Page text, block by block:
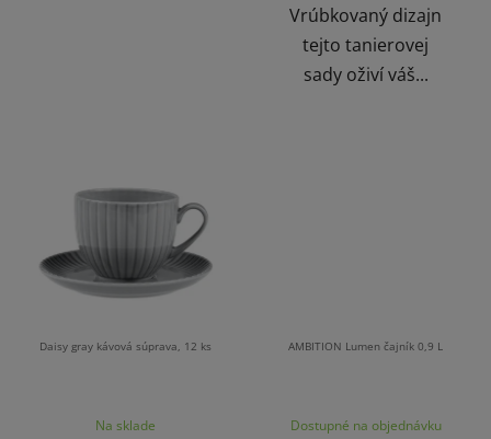
Vrúbkovaný dizajn
tejto tanierovej
sady oživí váš...
Daisy gray kávová súprava, 12 ks
Na sklade
AMBITION Lumen čajník 0,9 L
Dostupné na objednávku